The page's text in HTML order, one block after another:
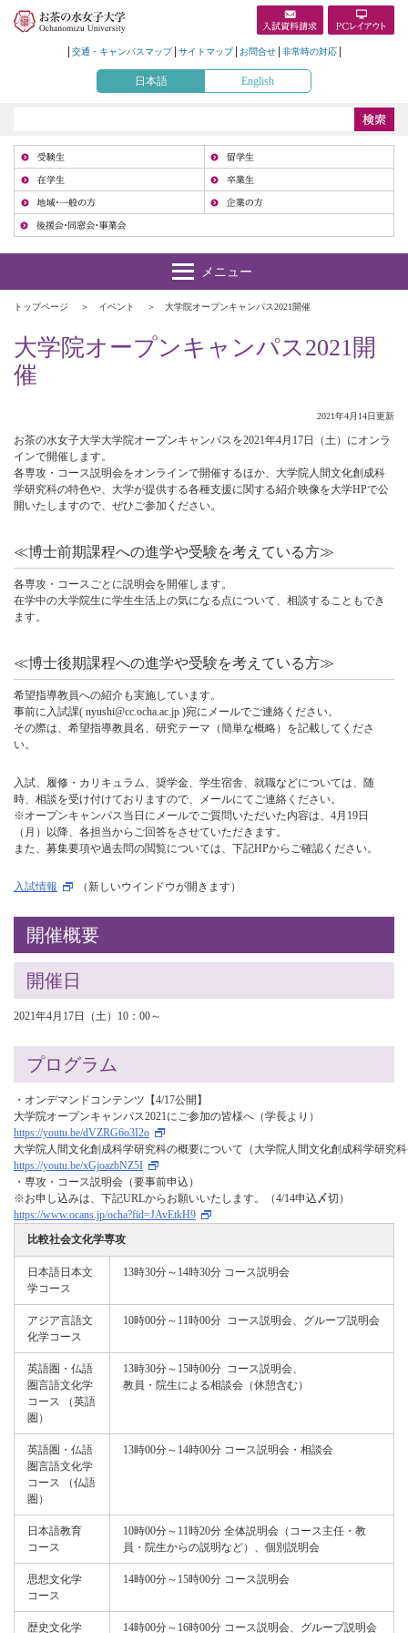
交通・キャンパスマップ サイトマップ お問合せ 非常時の対応
日本語 English
トップページ イベント 大学院オープンキャンパス2021開催
大学院オープンキャンパス2021開
催
2021年4月14日更新
お茶の水女子大学大学院オープンキャンパスを2021年4月17日（土）にオンラ
インで開催します。
各専攻・コース説明会をオンラインで開催するほか、大学院人間文化創成科
学研究科の特色や、大学が提供する各種支援に関する紹介映像を大学HPで公
開いたしますので、ぜひご参加ください。
≪博士前期課程への進学や受験を考えている方≫
各専攻・コースごとに説明会を開催します。
在学中の大学院生に学生生活上の気になる点について、相談することもでき
ます。
≪博士後期課程への進学や受験を考えている方≫
希望指導教員への紹介も実施しています。
事前に入試課( nyushi@cc.ocha.ac.jp )宛にメールでご連絡ください。
その際は、希望指導教員名、研究テーマ（簡単な概略）を記載してくださ
い。
入試、履修・カリキュラム、奨学金、学生宿舎、就職などについては、随
時、相談を受け付けておりますので、メールにてご連絡ください。
※オープンキャンパス当日にメールでご質問いただいた内容は、4月19日
（月）以降、各担当からご回答をさせていただきます。
また、募集要項や過去問の閲覧については、下記HPからご確認ください。
入試情報 （新しいウインドウが開きます）
開催概要
開催日
2021年4月17日（土）10：00～
プログラム
・オンデマンドコンテンツ【4/17公開】
https://youtu.be/dVZRG6o3I2o
https://youtu.be/xGjoazbNZ5I
・専攻・コース説明会（要事前申込）
https://www.ocans.jp/ocha?fid=JAvEtkH9
比較社会文化学専攻
日本語日本文
学コース
13時30分～14時30分 コース説明会
アジア言語文
化学コース
英語圏・仏語
圏言語文化学
コース （英語
圏）
13時30分～15時00分  コース説明会、
英語圏・仏語
圏言語文化学
コース （仏語
圏）
13時00分～14時00分 コース説明会・相談会
日本語教育
コース
10時00分～11時20分 全体説明会（コース主任・教
員・院生からの説明など）、個別説明会
思想文化学
コース
14時00分～15時00分 コース説明会
歴史文化学 14時00分～16時00分 コース説明会、グループ説明会